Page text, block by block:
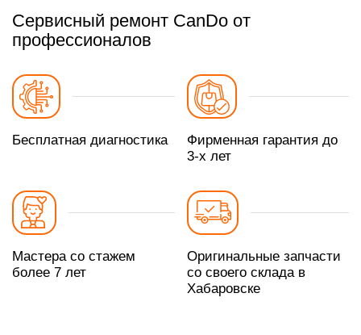
Сервисный ремонт CanDo от
профессионалов
Бесплатная диагностика
Фирменная гарантия до
3-х лет
Мастера со стажем
более 7 лет
Оригинальные запчасти
со своего склада в
Хабаровске